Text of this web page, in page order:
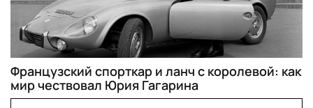
Французский спорткар и ланч с королевой: как
мир чествовал Юрия Гагарина